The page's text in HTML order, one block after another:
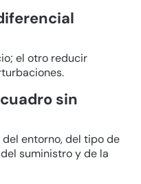
el otro reducir
sin
entorno, del tipo de
suministro y de la